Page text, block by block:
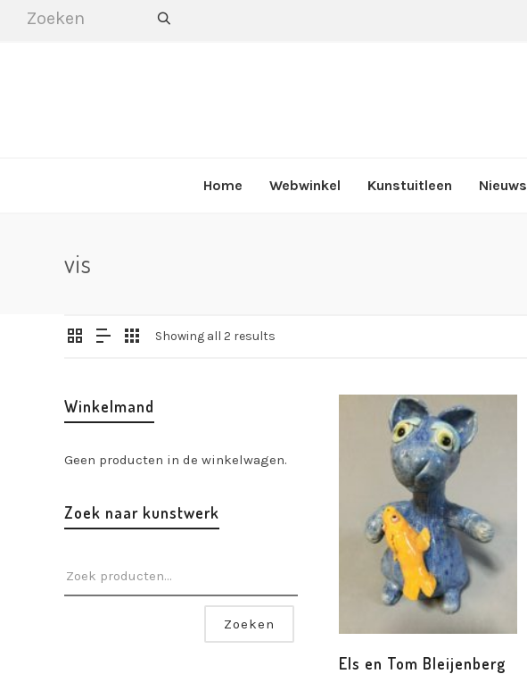
Home Webwinkel Kunstuitleen Nieuws
vis
Showing all 2 results
Els en Tom Bleijenberg
Winkelmand
Geen producten in de winkelwagen.
Zoek naar kunstwerk
Zoeken